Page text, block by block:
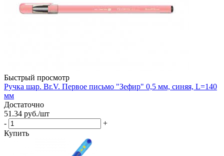
Быстрый просмотр
Ручка шар. Br.V. Первое письмо "Зефир" 0,5 мм, синяя, L=140
мм
Достаточно
51.34 руб./шт
-
+
Купить